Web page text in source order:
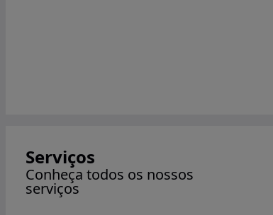
Serviços
Conheça todos os nossos
serviços